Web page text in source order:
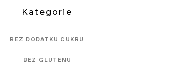
Kategorie
BEZ DODATKU CUKRU
BEZ GLUTENU